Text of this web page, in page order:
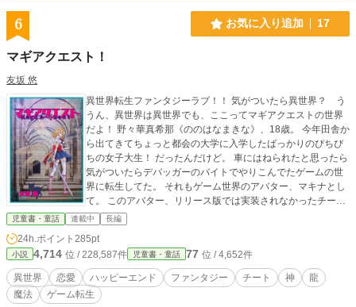
6 お気に入り追加 17
マギアクエスト！
友坂 悠
異世界転生ファンタジーラブ！！ 気がついたら異世界？ う
うん、異世界は異世界でも、ここってマギアクエストの世界
だよ！ 野々華真希那《ののはなまきな》、18歳。 今年田舎か
ら出てきてちょっと都会の大学に入学したばっかりのぴちぴ
ちの女子大生！ だったんだけど。 車にはねられたと思ったら
気がついたらデバッガーのバイトでやりこんでたゲームの世
界に転生してた。 それもゲーム世界のアバター、マキナとし
て。 このアバター、リリース版では実装されなかったチート
種族の天神族で、見た目は普通の人族なんだけど中身のステ
ータスは大違い。 とにかく無敵なチートキャラだったはずな
んだけど、ギルドで冒険者登録してみたらなぜかよわよわなE
ランク判定。 それも魔法を使う上で肝心な魔力特性値がゼロ
ときた。 嘘でしょ！？ そう思ってはみたものの判定は覆らず
で。 まあしょうがないかぁ。頑張ってみようかなって思って
フィールドに出てみると、やっぱりあたしのステイタスった
児童書・童話 連載中 長編
24h.ポイント 285pt
小説 4,714 位 / 228,587件 児童書・童話 77 位 / 4,652件
異世界 恋愛 ハッピーエンド ファンタジー チート 神
龍
魔法
ゲーム転生